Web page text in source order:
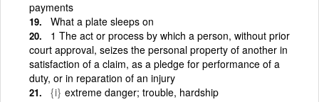
payments
What a plate sleeps on
1 The act or process by which a person, without prior
court approval, seizes the personal property of another in
satisfaction of a claim, as a pledge for performance of a
duty, or in reparation of an injury
{i} extreme danger; trouble, hardship